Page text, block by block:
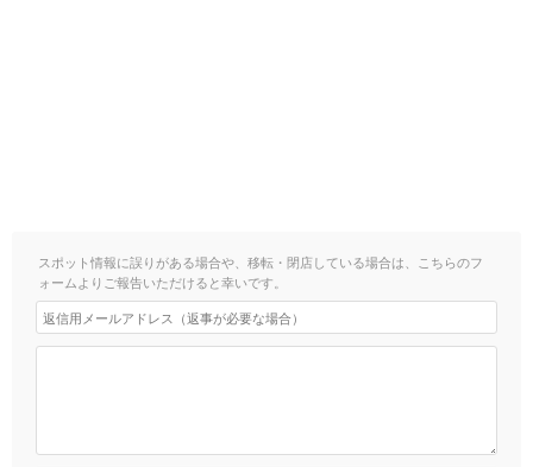
スポット情報に誤りがある場合や、移転・閉店している場合は、こちらのフ
ォームよりご報告いただけると幸いです。